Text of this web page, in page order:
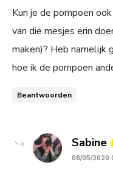
Kun je de pompoen
van die mesjes erin
maken)? Heb namelijk
hoe ik de pompoen
Beantwoorden
Sabine
08/05/2020